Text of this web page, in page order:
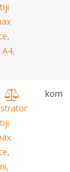
kom